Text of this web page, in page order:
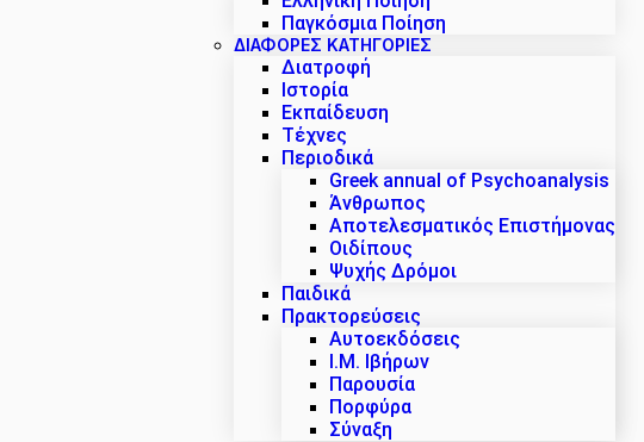
Παγκόσμια Ποίηση
ΔΙΑΦΟΡΕΣ ΚΑΤΗΓΟΡΙΕΣ
Διατροφή
Ιστορία
Εκπαίδευση
Τέχνες
Περιοδικά
Greek annual of Psychoanalysis
Άνθρωπος
Αποτελεσματικός Επιστήμονας
Οιδίπους
Ψυχής Δρόμοι
Παιδικά
Πρακτoρεύσεις
Αυτοεκδόσεις
Ι.Μ. Ιβήρων
Παρουσία
Πορφύρα
Σύναξη